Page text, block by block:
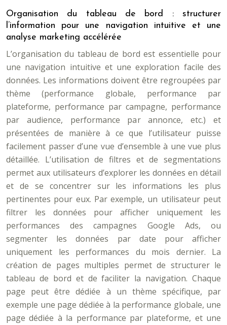
Organisation du tableau de bord : structurer
l’information pour une navigation intuitive et une
analyse marketing accélérée
L’organisation du tableau de bord est essentielle pour
une navigation intuitive et une exploration facile des
données. Les informations doivent être regroupées par
thème (performance globale, performance par
plateforme, performance par campagne, performance
par audience, performance par annonce, etc.) et
présentées de manière à ce que l’utilisateur puisse
facilement passer d’une vue d’ensemble à une vue plus
détaillée. L’utilisation de filtres et de segmentations
permet aux utilisateurs d’explorer les données en détail
et de se concentrer sur les informations les plus
pertinentes pour eux. Par exemple, un utilisateur peut
filtrer les données pour afficher uniquement les
performances des campagnes Google Ads, ou
segmenter les données par date pour afficher
uniquement les performances du mois dernier. La
création de pages multiples permet de structurer le
tableau de bord et de faciliter la navigation. Chaque
page peut être dédiée à un thème spécifique, par
exemple une page dédiée à la performance globale, une
page dédiée à la performance par plateforme, et une